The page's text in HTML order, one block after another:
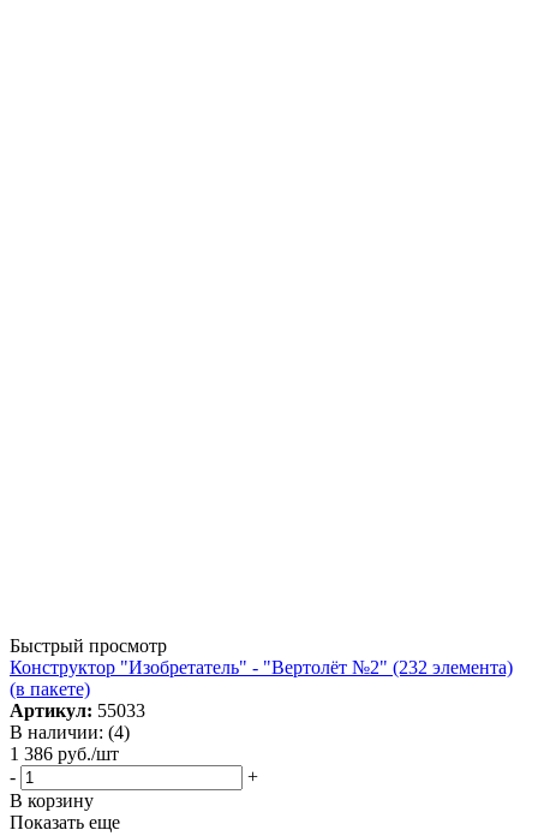
Быстрый просмотр
Конструктор "Изобретатель" - "Вертолёт №2" (232 элемента)
(в пакете)
Артикул: 55033
В наличии: (4)
1 386 руб./шт
-
+
В корзину
Показать еще